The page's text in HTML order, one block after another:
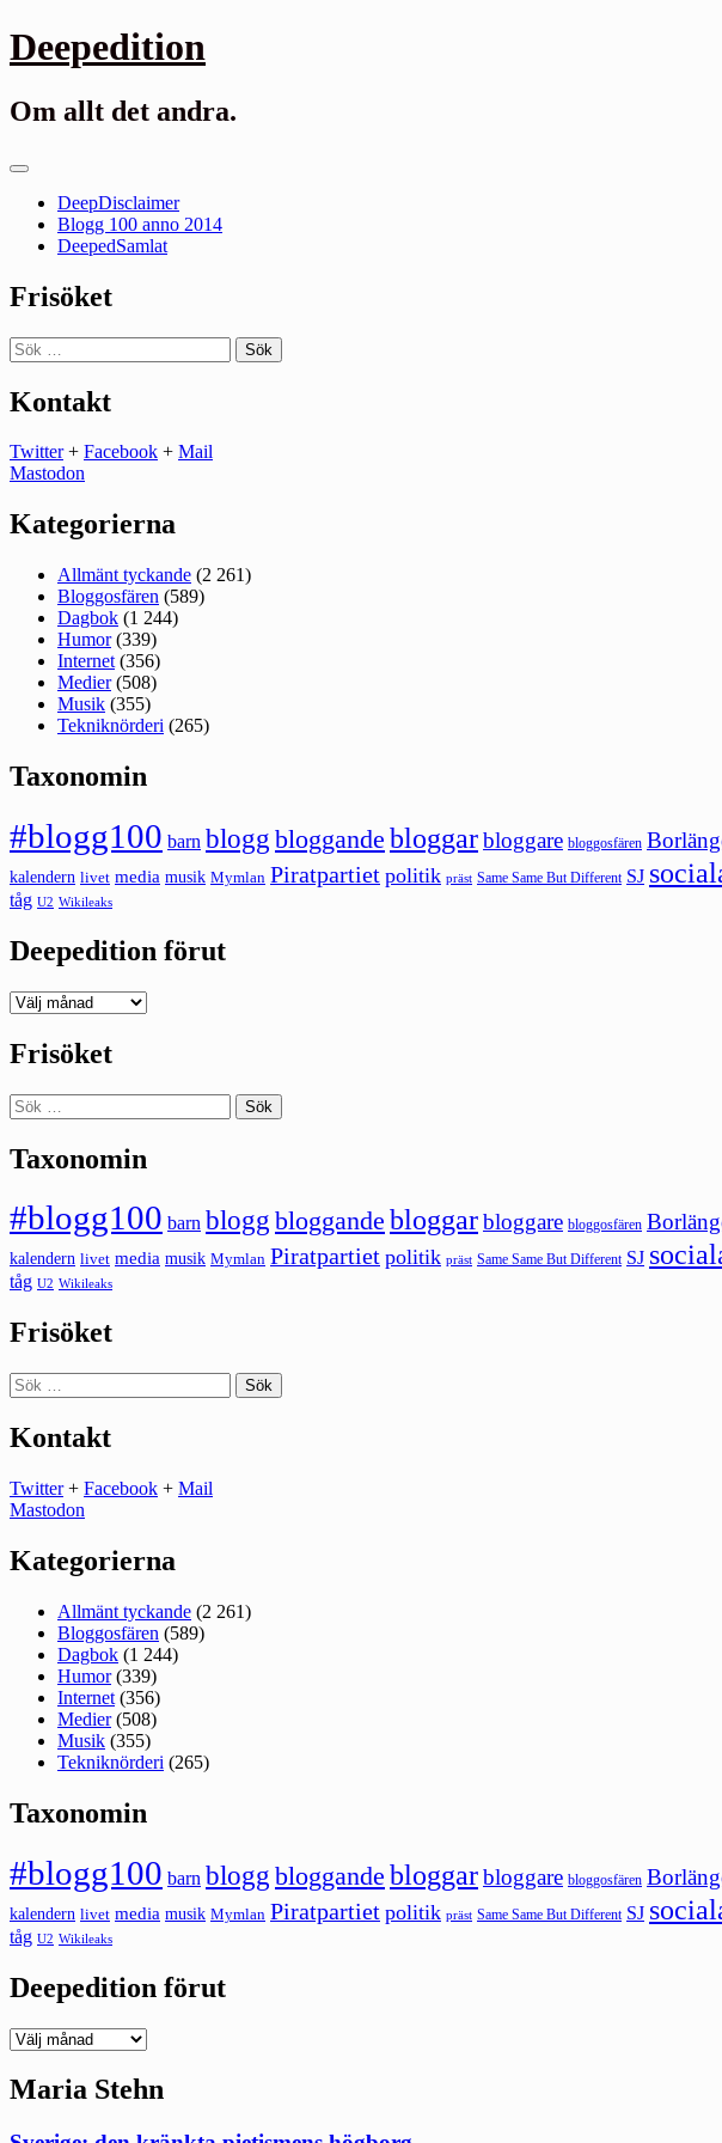
Gå
till
Deepedition
Om allt det andra.
Primär
DeepDisclaimer
Blogg 100 anno 2014
DeepedSamlat
Frisöket
Sök
efter:
Kontakt
Twitter+ Facebook + Mail
Mastodon
Kategorierna
Allmänt tyckande (2 261)
Bloggosfären (589)
Dagbok (1 244)
Humor(339)
Internet (356)
Medier(508)
Musik (355)
Tekniknörderi (265)
Taxonomin
#blogg100 barn blogg bloggande bloggarbloggare bloggosfären
kalendern livet media musik Mymlan Piratpartiet politik präst Same Same But Different SJ
tåg U2 Wikileaks
Deepedition förut
Deepedition
Frisöket
Sök
efter:
Taxonomin
#blogg100 barn blogg bloggande bloggarbloggare bloggosfären
kalendern livet media musik Mymlan Piratpartiet politik präst Same Same But Different SJ
tåg U2 Wikileaks
Frisöket
Sök
efter:
Kontakt
Twitter+ Facebook + Mail
Mastodon
Kategorierna
Allmänt tyckande (2 261)
Bloggosfären (589)
Dagbok (1 244)
Humor(339)
Internet (356)
Medier(508)
Musik (355)
Tekniknörderi (265)
Taxonomin
#blogg100 barn blogg bloggande bloggarbloggare bloggosfären
kalendern livet media musik Mymlan Piratpartiet politik präst Same Same But Different SJ
tåg U2 Wikileaks
Deepedition förut
Deepedition
Maria Stehn